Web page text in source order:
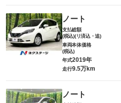
ノート
支払総額
(税込)(リ済込・追)
車両本体価格
(税込)
年式2019年
走行9.5万km
ノート